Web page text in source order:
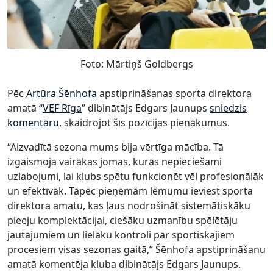
Foto: Mārtiņš Goldbergs
Pēc Artūra Šēnhofa apstiprināšanas sporta direktora
amatā “VEF Rīga” dibinātājs Edgars Jaunups sniedzis
komentāru, skaidrojot šīs pozīcijas pienākumus.
“Aizvadītā sezona mums bija vērtīga mācība. Tā
izgaismoja vairākas jomas, kurās nepieciešami
uzlabojumi, lai klubs spētu funkcionēt vēl profesionālāk
un efektīvāk. Tāpēc pieņēmām lēmumu ieviest sporta
direktora amatu, kas ļaus nodrošināt sistemātiskāku
pieeju komplektācijai, ciešāku uzmanību spēlētāju
jautājumiem un lielāku kontroli pār sportiskajiem
procesiem visas sezonas gaitā,” Šēnhofa apstiprināšanu
amatā komentēja kluba dibinātājs Edgars Jaunups.